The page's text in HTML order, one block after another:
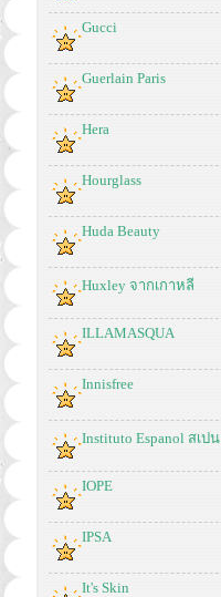
Gucci
Guerlain Paris
Hera
Hourglass
Huda Beauty
Huxley จากเกาหลี
ILLAMASQUA
Innisfree
Instituto Espanol สเปน
IOPE
IPSA
It's Skin